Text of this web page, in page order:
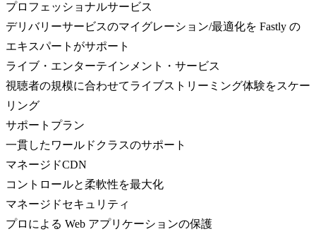
プロフェッショナルサービス
デリバリーサービスのマイグレーション/最適化を Fastly の
エキスパートがサポート
ライブ・エンターテインメント・サービス
視聴者の規模に合わせてライブストリーミング体験をスケー
リング
サポートプラン
一貫したワールドクラスのサポート
マネージドCDN
コントロールと柔軟性を最大化
マネージドセキュリティ
プロによる Web アプリケーションの保護